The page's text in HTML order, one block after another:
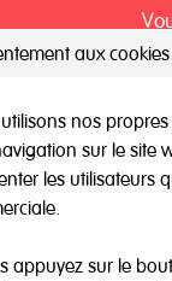
HenBea
aux cookies
nos
sur le site
les utilisateurs
appuyez sur le